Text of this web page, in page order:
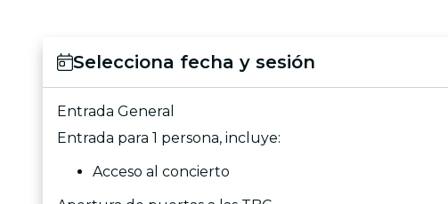
Selecciona fecha y sesión
Entrada General
Entrada para 1 persona, incluye:
Acceso al concierto